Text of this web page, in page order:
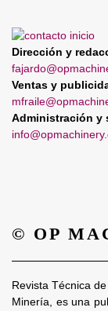
Dirección y
Ventas y
Administración y
© OP
Revista Técnica
Minería, es una